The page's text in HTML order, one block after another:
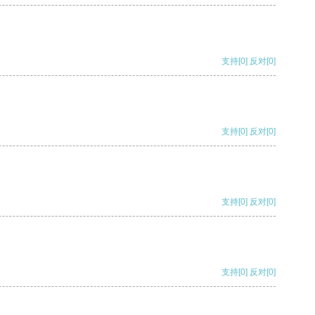
支持[0] 反对[0]
支持[0] 反对[0]
支持[0] 反对[0]
支持[0] 反对[0]